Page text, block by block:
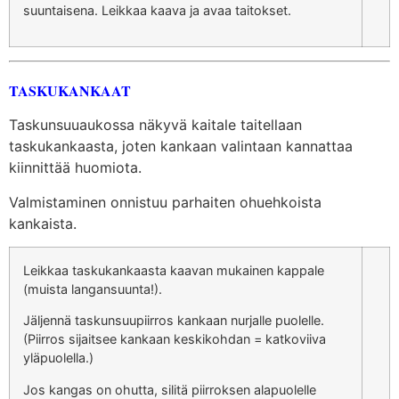
suuntaisena. Leikkaa kaava ja avaa taitokset.
TASKUKANKAAT
Taskunsuuaukossa näkyvä kaitale taitellaan
taskukankaasta, joten kankaan valintaan kannattaa
kiinnittää huomiota.
Valmistaminen onnistuu parhaiten ohuehkoista
kankaista.
Leikkaa taskukankaasta kaavan mukainen kappale
(muista langansuunta!).
Jäljennä taskunsuupiirros kankaan nurjalle puolelle.
(Piirros sijaitsee kankaan keskikohdan = katkoviiva
yläpuolella.)
Jos kangas on ohutta, silitä piirroksen alapuolelle